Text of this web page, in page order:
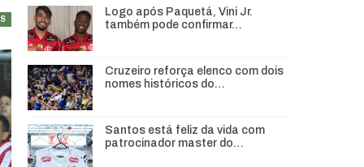
Logo após Paquetá, Vini Jr.
também pode confirmar…
Cruzeiro reforça elenco com dois
nomes históricos do…
Santos está feliz da vida com
patrocinador master do…